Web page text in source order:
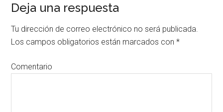
Deja una respuesta
Tu dirección de correo electrónico no será publicada.
Los campos obligatorios están marcados con*
Comentario